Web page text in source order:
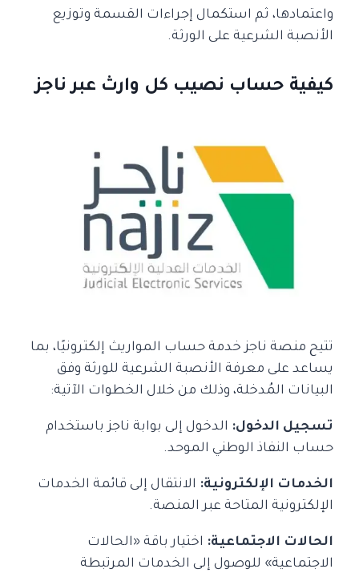
واعتمادها، ثم استكمال إجراءات القسمة وتوزيع
الأنصبة الشرعية على الورثة.
كيفية حساب نصيب كل وارث عبر ناجز
تتيح منصة ناجز خدمة حساب المواريث إلكترونيًا، بما
يساعد على معرفة الأنصبة الشرعية للورثة وفق
البيانات المُدخلة، وذلك من خلال الخطوات الآتية:
تسجيل الدخول: الدخول إلى بوابة ناجز باستخدام
حساب النفاذ الوطني الموحد.
الخدمات الإلكترونية: الانتقال إلى قائمة الخدمات
الإلكترونية المتاحة عبر المنصة.
الحالات الاجتماعية: اختيار باقة «الحالات
الاجتماعية» للوصول إلى الخدمات المرتبطة